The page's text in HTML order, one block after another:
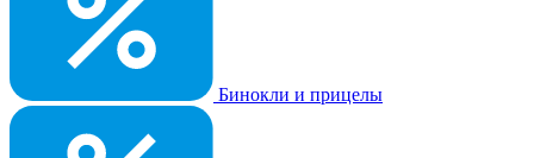
Бинокли и прицелы